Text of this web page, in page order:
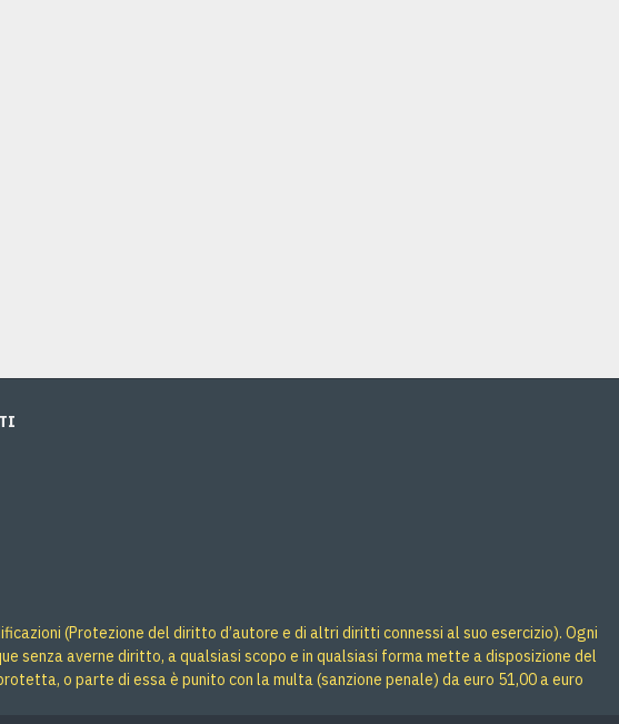
(Protezione del diritto d’autore e di altri diritti connessi al suo esercizio). Ogni
senza averne diritto, a qualsiasi scopo e in qualsiasi forma mette a disposizione del
o parte di essa è punito con la multa (sanzione penale) da euro 51,00 a euro